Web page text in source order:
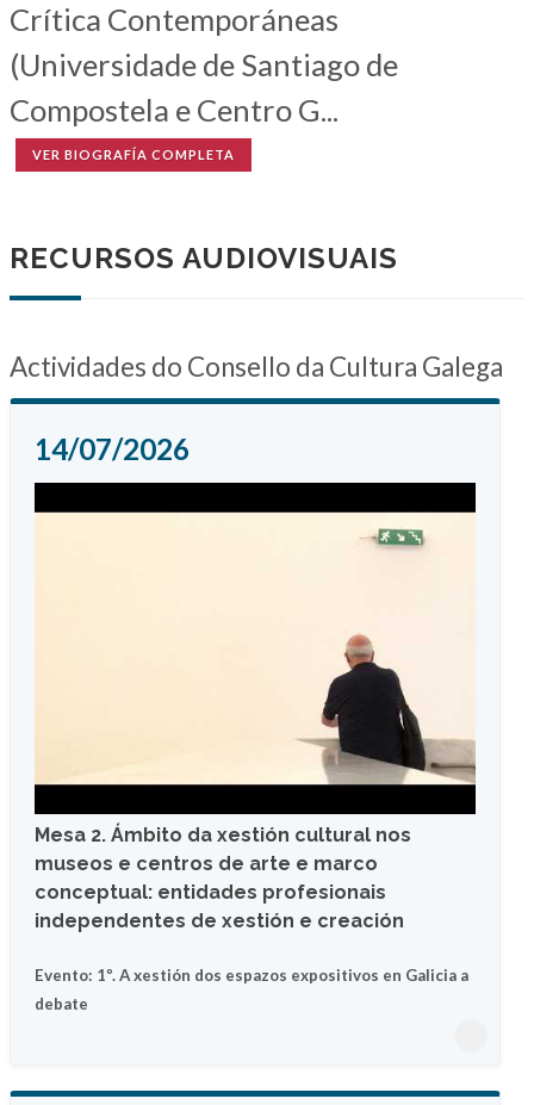
Crítica Contemporáneas
(Universidade de Santiago de
Compostela e Centro G...
VER BIOGRAFÍA COMPLETA
RECURSOS AUDIOVISUAIS
Actividades do Consello da Cultura Galega
14/07/2026
Mesa 2. Ámbito da xestión cultural nos
museos e centros de arte e marco
conceptual: entidades profesionais
independentes de xestión e creación
Evento: 1º. A xestión dos espazos expositivos en Galicia a
debate